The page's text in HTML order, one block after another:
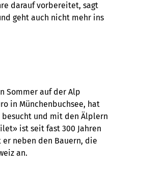
darauf vorbereitet, sagt
geht auch nicht mehr ins
Sommer auf der Alp
in Münchenbuchsee, hat
und mit den Älplern
ist seit fast 300 Jahren
neben den Bauern, die
an.